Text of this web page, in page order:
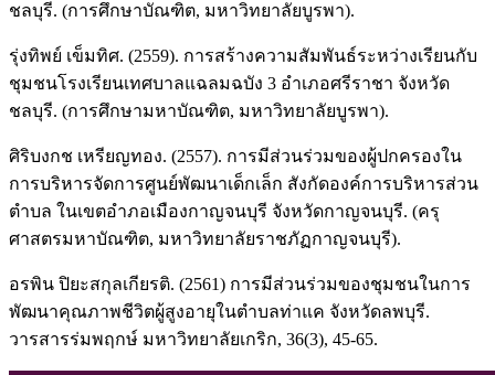
ชลบุรี. (การศึกษาบัณฑิต, มหาวิทยาลัยบูรพา).
รุ่งทิพย์ เข็มทิศ. (2559). การสร้างความสัมพันธ์ระหว่างเรียนกับ
ชุมชนโรงเรียนเทศบาลแฉลมฉบัง 3 อำเภอศรีราชา จังหวัด
ชลบุรี. (การศึกษามหาบัณฑิต, มหาวิทยาลัยบูรพา).
ศิริบงกช เหรียญทอง. (2557). การมีส่วนร่วมของผู้ปกครองใน
การบริหารจัดการศูนย์พัฒนาเด็กเล็ก สังกัดองค์การบริหารส่วน
ตำบล ในเขตอำภอเมืองกาญจนบุรี จังหวัดกาญจนบุรี. (ครุ
ศาสตรมหาบัณฑิต, มหาวิทยาลัยราชภัฏกาญจนบุรี).
อรพิน ปิยะสกุลเกียรติ. (2561) การมีส่วนร่วมของชุมชนในการ
พัฒนาคุณภาพชีวิตผู้สูงอายุในตำบลท่าแค จังหวัดลพบุรี.
วารสารร่มพฤกษ์ มหาวิทยาลัยเกริก, 36(3), 45-65.